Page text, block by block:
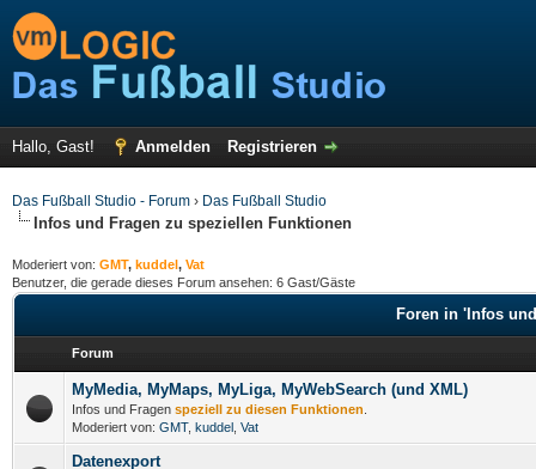
Hallo, Gast! Anmelden Registrieren
Das Fußball Studio - Forum › Das Fußball Studio
Infos und Fragen zu speziellen Funktionen
Moderiert von: GMT, kuddel, Vat
Benutzer, die gerade dieses Forum ansehen: 6 Gast/Gäste
Foren in 'Infos
Forum
MyMedia, MyMaps, MyLiga, MyWebSearch (und XML)
Infos und Fragen speziell zu diesen Funktionen
Moderiert von: GMT, kuddel Vat
Datenexport